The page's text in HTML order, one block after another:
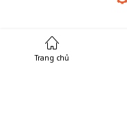
Trang chủ